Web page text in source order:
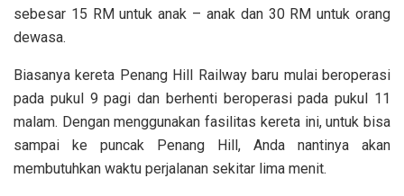
sebesar 15 RM untuk anak – anak dan 30 RM untuk orang
dewasa.
Biasanya kereta Penang Hill Railway baru mulai beroperasi
pada pukul 9 pagi dan berhenti beroperasi pada pukul 11
malam. Dengan menggunakan fasilitas kereta ini, untuk bisa
sampai ke puncak Penang Hill, Anda nantinya akan
membutuhkan waktu perjalanan sekitar lima menit.